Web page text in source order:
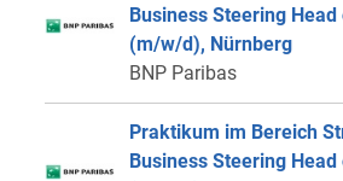
Business Steering
(m/w/d), Nürnberg
BNP Paribas
Praktikum im Bereich
Business Steering